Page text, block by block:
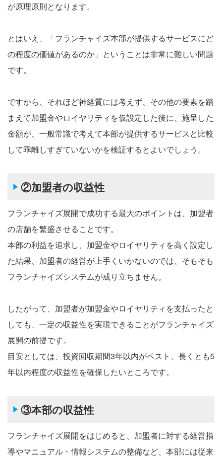
が原理原則となります。
とはいえ、「フランチャイズ本部が提供するサービスにど
の程度の価値があるのか」ということは非常に難しい問題
です。
ですから、それほど神経質には考えず、その他の要素を踏
まえて加盟金やロイヤリティを仮設定した後に、施呈した
金額が、一般常識で考えて本部が提供するサービスと比較
して乖離しすぎていないかを検証するとよいでしょう。
②加盟者の収益性
フランチャイズ展開で成功する最大のポイントは、加盟者
の店舗を繁盛させることです。
本部の利益を追求し、加盟金やロイヤリティを高く設定し
た結果、加盟者の経営が上手くいかないのでは、そもそも
フランチャイズシステムが成り立ちません。
したがって、加盟者が加盟金やロイヤリティを支払ったと
しても、一定の収益性を実現できることがフランチャイズ
展開の前提です。
目安としては、投資回収期間3年以内がベスト、長くとも5
年以内程度の収益性を確保したいところです。
③本部の収益性
フランチャイズ展開をはじめると、加盟者に対する経営指
導やマニュアル・情報システムの整備など、本部には従来